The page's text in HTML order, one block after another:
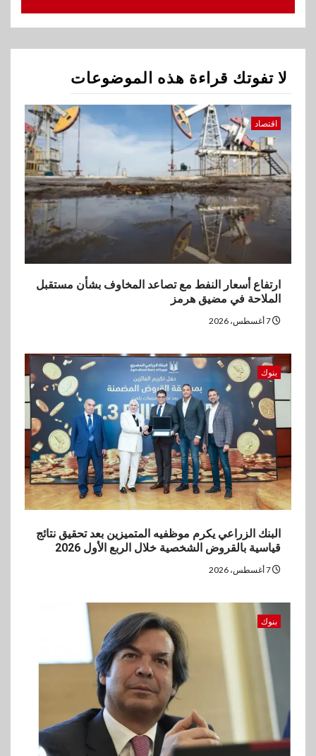
ارتفاع أسعار النفط مع تصاعد
المخاوف بشأن مستقبل الملاحة
بنوك
البنك الزراعي يكرم موظفيه
المتميزين بعد تحقيق نتائج قياسية
بالقروض الشخصية خلال الربع
الأول 2026
3
بنوك
يورو صافي ربح في النصف الأول
2026
اخبار
غرفة القاهرة تنظم ندوة إلكترونية
5
بنك مصر يشارك في فعالية اليوم
العالمي للشباب ويقدم العديد من
العروض المجانية
لا تفوتك قراءة هذه الموضوعات
اقتصاد
ارتفاع أسعار النفط مع تصاعد المخاوف بشأن مستقبل
الملاحة في مضيق هرمز
بنوك
البنك الزراعي يكرم موظفيه المتميزين بعد تحقيق نتائج
قياسية بالقروض الشخصية خلال الربع الأول 2026
بنوك